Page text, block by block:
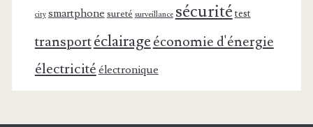
city smartphone sureté surveillance sécuritétest
transportéclairageéconomie d'énergie
électricité électronique